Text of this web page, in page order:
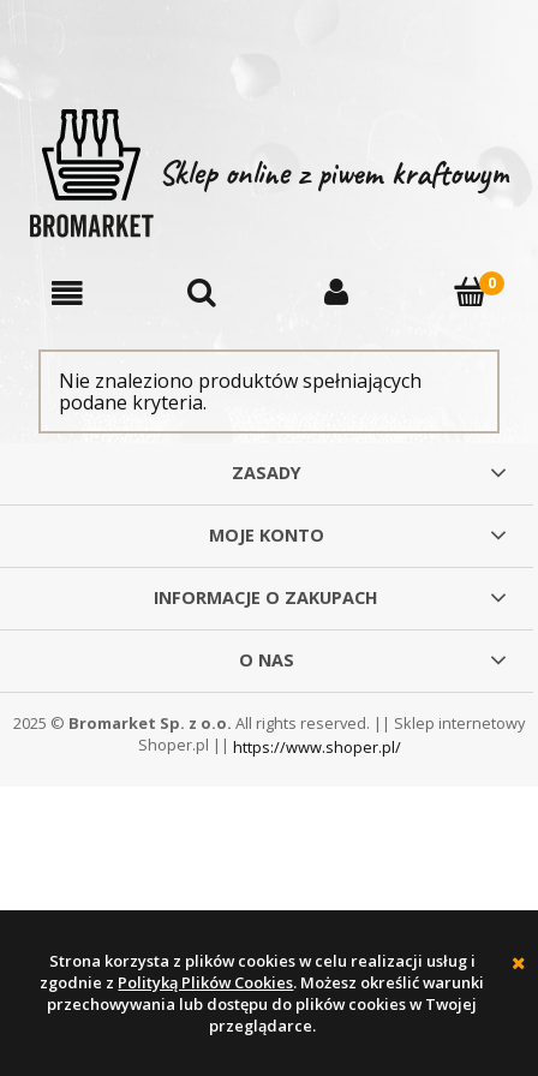
Strona korzysta z plików cookies w celu realizacji usług i
zgodnie z Polityką Plików Cookies. Możesz określić warunki
przechowywania lub dostępu do plików cookies w Twojej
przeglądarce.
Sklep online z piwem kraftowym
Nie znaleziono produktów spełniających
podane kryteria.
ZASADY
MOJE KONTO
INFORMACJE O ZAKUPACH
O NAS
2025 © Bromarket Sp. z o.o. All rights reserved. || Sklep internetowy
Shoper.pl || https://www.shoper.pl/